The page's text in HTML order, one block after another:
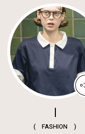
( FASHION )